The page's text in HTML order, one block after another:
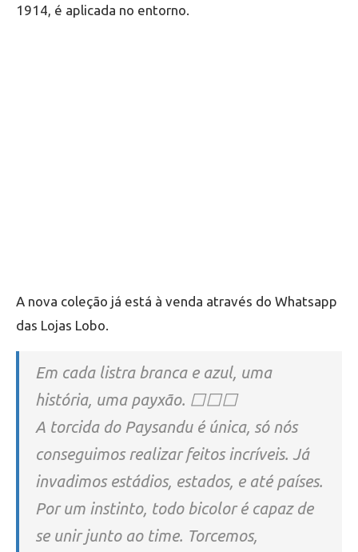
1914, é aplicada no entorno.
A nova coleção já está à venda através do Whatsapp
das Lojas Lobo.
Em cada listra branca e azul, uma
história, uma payxão. ⬜⬜⬜
A torcida do Paysandu é única, só nós
conseguimos realizar feitos incríveis. Já
invadimos estádios, estados, e até países.
Por um instinto, todo bicolor é capaz de
se unir junto ao time. Torcemos,